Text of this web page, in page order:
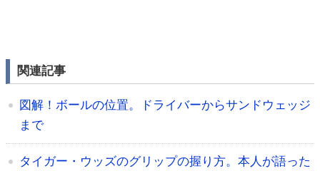
関連記事
図解！ボールの位置。ドライバーからサンドウェッジ
まで
タイガー・ウッズのグリップの握り方。本人が語った